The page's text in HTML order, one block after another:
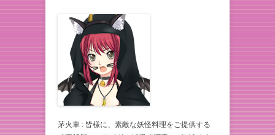
茅火車 : 皆様に、素敵な妖怪料理をご提供する